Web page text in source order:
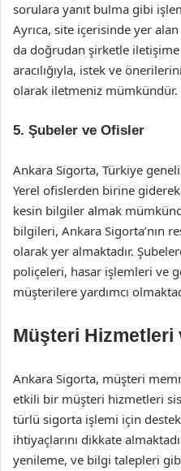
sorulara yanıt bulma gibi
Ayrıca, site içerisinde yer
da doğrudan şirketle
aracılığıyla, istek ve
olarak iletmeniz mümkündür.
5. Şubeler ve Ofisler
Ankara Sigorta, Türkiye
Yerel ofislerden birine
kesin bilgiler almak
bilgileri, Ankara Sigorta’nın
olarak yer almaktadır.
poliçeleri, hasar işlemleri ve
müşterilere yardımcı
Müşteri Hizmetleri
Ankara Sigorta, müşteri
etkili bir müşteri hizmetleri
türlü sigorta işlemi için
ihtiyaçlarını dikkate
yenileme, ve bilgi talepleri